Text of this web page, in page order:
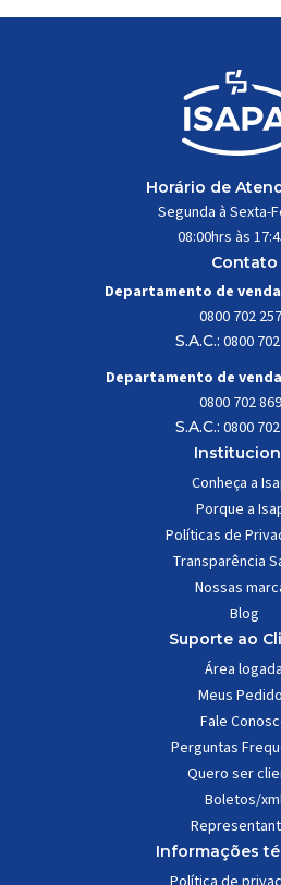
Horário de
Segunda à Sexta-
08:00hrs às
Contato
Departamento de
0800 702
S.A.C.: 0800
Departamento de
0800 702
S.A.C.: 0800
Conheça a
Porque a
Políticas de
Transparência
Nossas
Blog
Suporte ao
Área logada
Meus
Fale
Perguntas
Quero ser
Boletos/
Informações